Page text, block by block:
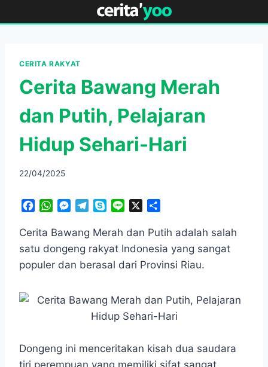
to
CERITA RAKYAT
Cerita Bawang Merah
dan Putih, Pelajaran
Hidup Sehari-Hari
22/04/2025
c
e
o
k
W
a
t
A
p
M
s
s
n
e
l
e
r
m
y
p
n
e
a
r
e
Cerita Bawang Merah dan Putih adalah salah
satu dongeng rakyat Indonesia yang sangat
populer dan berasal dari Provinsi Riau.
Dongeng ini menceritakan kisah dua saudara